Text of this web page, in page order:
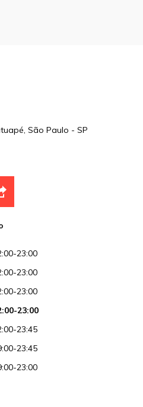
São Paulo - SP
23:00
23:00
23:00
23:00
23:45
23:45
23:00